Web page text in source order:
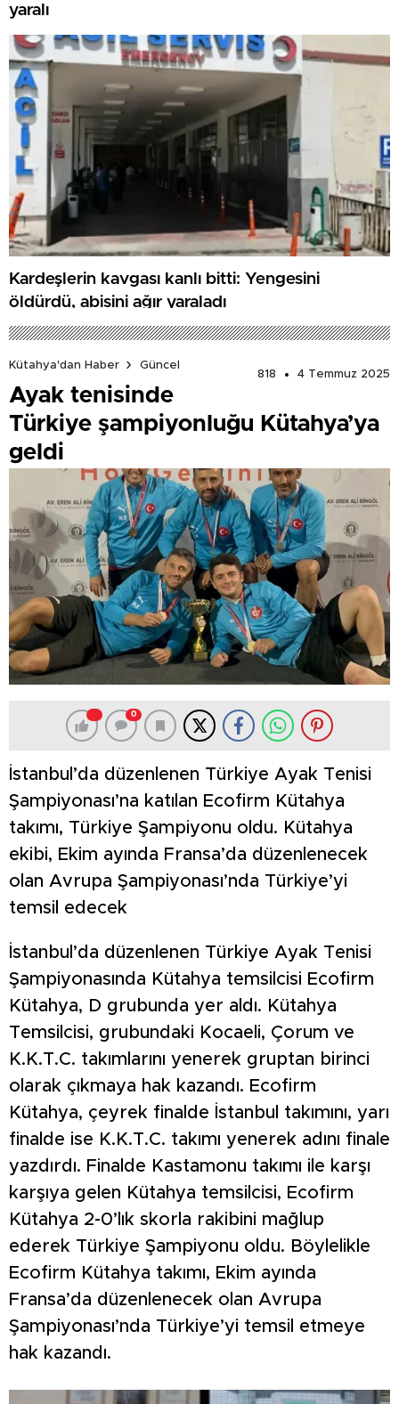
yaralı
Kardeşlerin kavgası kanlı bitti: Yengesini
öldürdü, abisini ağır yaraladı
Kütahya'dan Haber
Güncel
818
4 Temmuz 2025
Ayak tenisinde
Türkiye şampiyonluğu Kütahya’ya
geldi
0
İstanbul’da düzenlenen Türkiye Ayak Tenisi
Şampiyonası’na katılan Ecofirm Kütahya
takımı, Türkiye Şampiyonu oldu. Kütahya
ekibi, Ekim ayında Fransa’da düzenlenecek
olan Avrupa Şampiyonası’nda Türkiye’yi
temsil edecek
İstanbul’da düzenlenen Türkiye Ayak Tenisi
Şampiyonasında Kütahya temsilcisi Ecofirm
Kütahya, D grubunda yer aldı. Kütahya
Temsilcisi, grubundaki Kocaeli, Çorum ve
K.K.T.C. takımlarını yenerek gruptan birinci
olarak çıkmaya hak kazandı. Ecofirm
Kütahya, çeyrek finalde İstanbul takımını, yarı
finalde ise K.K.T.C. takımı yenerek adını finale
yazdırdı. Finalde Kastamonu takımı ile karşı
karşıya gelen Kütahya temsilcisi, Ecofirm
Kütahya 2-0’lık skorla rakibini mağlup
ederek Türkiye Şampiyonu oldu. Böylelikle
Ecofirm Kütahya takımı, Ekim ayında
Fransa’da düzenlenecek olan Avrupa
Şampiyonası’nda Türkiye’yi temsil etmeye
hak kazandı.